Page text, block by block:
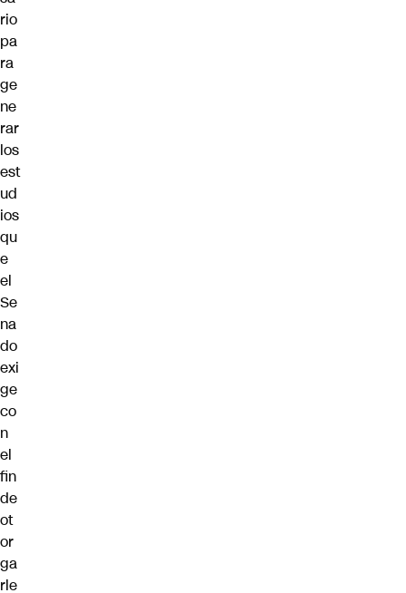
rio
pa
ra
ge
ne
rar
los
est
ud
ios
qu
e
el
Se
na
do
exi
ge
co
n
el
fin
de
ot
or
ga
rle